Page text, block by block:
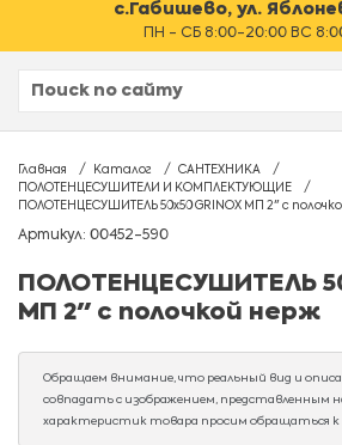
с.Габишево, ул.
ПН - СБ 8:00-20:00 ВС
Главная Каталог
САНТЕХНИКА
ПОЛОТЕНЦЕСУШИТЕЛИ И КОМПЛЕКТУЮЩИЕ
ПОЛОТЕНЦЕСУШИТЕЛЬ 50х50 GRINOX МП 2" с
Артикул: 00452-590
ПОЛОТЕНЦЕСУШИТЕЛЬ
МП 2" с полочкой нерж
Обращаем внимание, что реальный вид и
совпадать с изображением, представленным
характеристик товара просим обращаться к